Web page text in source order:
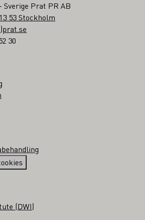
Sverige Prat PR AB
53 Stockholm
30
(DWI)